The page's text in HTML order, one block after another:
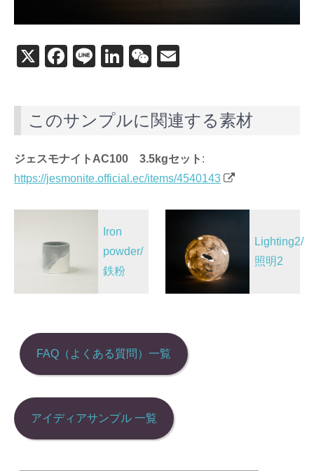
X
F
e
o
o
k
Li
Li
e
n
W
h
このサンプルに関連する素材
ジェスモナイトAC100 3.5kgセット :
https://jesmonite.official.ec/items/4540143
ビ
ー
シ
ョ
ン
Iron
powder/
鉄粉
Lighting2/
照明2
FAQ（よくある質問）一覧
アイディアサンプル 一覧